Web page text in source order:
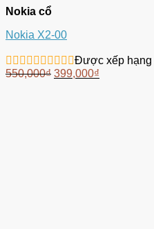
Nokia cổ
Nokia X2-00
Được xếp hạng
550,000₫ 399,000₫